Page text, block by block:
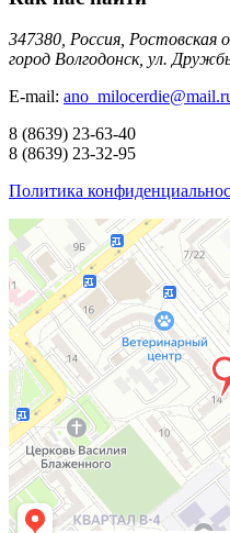
347380, Россия, Ростовская
город Волгодонск, ул.
E-mail:
8 (8639) 23-63-40
8 (8639) 23-32-95
Политика